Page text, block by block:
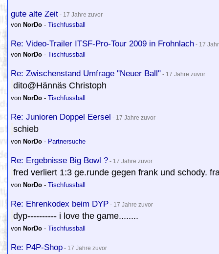
gute alte Zeit - 17 Jahre zuvor
von NorDo - Tischfussball
Re: Video-Trailer ITSF-Pro-Tour 2009 in Frohnlach - 17
von NorDo - Tischfussball
Re: Zwischenstand Umfrage "Neuer Ball" - 17 Jahre zuvor
dito@Hännäs Christoph
von NorDo - Tischfussball
Re: Junioren Doppel Eersel - 17 Jahre zuvor
schieb
von NorDo - Partnersuche
Re: Ergebnisse Big Bowl ? - 17 Jahre zuvor
fred verliert 1:3 ge.runde gegen frank und schody.
von NorDo - Tischfussball
Re: Ehrenkodex beim DYP - 17 Jahre zuvor
dyp---------- i love the game........
von NorDo - Tischfussball
Re: P4P-Shop - 17 Jahre zuvor